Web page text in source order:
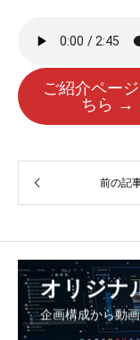
ご紹介ページ
ちら →
前の記
オリジナ
企画構成から動画